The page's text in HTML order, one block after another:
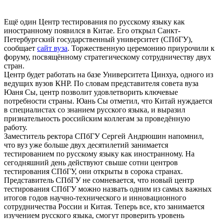
Ещё один Центр тестирования по русскому языку как
иностранному появился в Китае. Его открыл Санкт-
Петербургский государственный университет (СПбГУ),
сообщает сайт вуза. Торжественную церемонию приурочили к
форуму, посвящённому стратегическому сотрудничеству двух
стран.
Центр будет работать на базе Университета Цинхуа, одного из
ведущих вузов КНР. По словам представителя совета вуза
Юаня Сы, центр позволит удовлетворить ключевые
потребности страны. Юань Сы отметил, что Китай нуждается
в специалистах со знанием русского языка, и выразил
признательность российским коллегам за проведённую
работу.
Заместитель ректора СПбГУ Сергей Андрюшин напомнил,
что вуз уже больше двух десятилетий занимается
тестированием по русскому языку как иностранному. На
сегодняшний день действуют свыше сотни центров
тестирования СПбГУ, они открыты в сорока странах.
Представитель СПбГУ не сомневается, что новый центр
тестирования СПбГУ можно назвать одним из самых важных
итогов годов научно-технического и инновационного
сотрудничества России и Китая. Теперь все, кто занимается
изучением русского языка, смогут проверить уровень